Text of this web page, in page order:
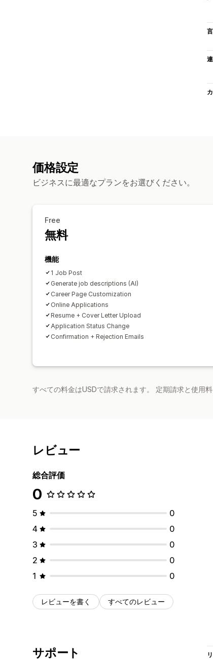
価格設定
ビジネスに最適なプランをお選びください。
Free
無料
機能
1 Job Post
Generate job descriptions (AI)
Career Page Customization
Online Applications
Resume + Cover Letter Upload
Application Status Change
Confirmation + Rejection Emails
すべての料金はUSDで請求されます。 定期請求と使用
レビュー
総合評価
0
5
0
4
0
3
0
2
0
1
0
レビューを書く すべてのレビュー
サポート